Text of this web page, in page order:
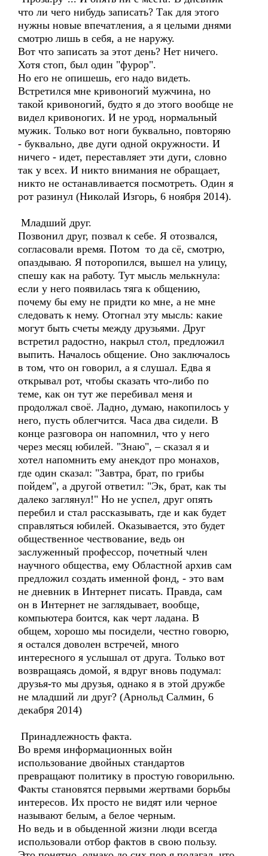
что ли чего нибудь записать? Так для этого
нужны новые впечатления, а я целыми днями
смотрю лишь в себя, а не наружу.
Вот что записать за этот день? Нет ничего.
Хотя стоп, был один "фурор".
Но его не опишешь, его надо видеть.
Встретился мне кривоногий мужчина, но
такой кривоногий, будто я до этого вообще не
видел кривоногих. И не урод, нормальный
мужик. Только вот ноги буквально, повторяю
- буквально, две дуги одной окружности. И
ничего - идет, переставляет эти дуги, словно
так у всех. И никто внимания не обращает,
никто не останавливается посмотреть. Один я
рот разинул (Николай Изгорь, 6 ноября 2014).
Младший друг.
Позвонил друг, позвал к себе. Я отозвался,
согласовали время. Потом то да сё, смотрю,
опаздываю. Я поторопился, вышел на улицу,
спешу как на работу. Тут мысль мелькнула:
если у него появилась тяга к общению,
почему бы ему не придти ко мне, а не мне
следовать к нему. Отогнал эту мысль: какие
могут быть счеты между друзьями. Друг
встретил радостно, накрыл стол, предложил
выпить. Началось общение. Оно заключалось
в том, что он говорил, а я слушал. Едва я
открывал рот, чтобы сказать что-либо по
теме, как он тут же перебивал меня и
продолжал своё. Ладно, думаю, накопилось у
него, пусть облегчится. Часа два сидели. В
конце разговора он напомнил, что у него
через месяц юбилей. "Знаю", – сказал я и
хотел напомнить ему анекдот про монахов,
где один сказал: "Завтра, брат, по грибы
пойдем", а другой ответил: "Эк, брат, как ты
далеко заглянул!" Но не успел, друг опять
перебил и стал рассказывать, где и как будет
справляться юбилей. Оказывается, это будет
общественное чествование, ведь он
заслуженный профессор, почетный член
научного общества, ему Областной архив сам
предложил создать именной фонд, - это вам
не дневник в Интернет писать. Правда, сам
он в Интернет не заглядывает, вообще,
компьютера боится, как черт ладана. В
общем, хорошо мы посидели, честно говорю,
я остался доволен встречей, много
интересного я услышал от друга. Только вот
возвращаясь домой, я вдруг вновь подумал:
друзья-то мы друзья, однако я в этой дружбе
не младший ли друг? (Арнольд Салмин, 6
декабря 2014)
Принадлежность факта.
Во время информационных войн
использование двойных стандартов
превращают политику в простую говорильню.
Факты становятся первыми жертвами борьбы
интересов. Их просто не видят или черное
называют белым, а белое черным.
Но ведь и в обыденной жизни люди всегда
использовали отбор фактов в свою пользу.